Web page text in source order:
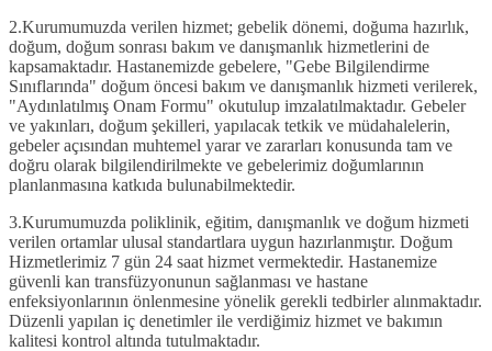
2.Kurumumuzda verilen hizmet; gebelik dönemi, doğuma hazırlık,
doğum, doğum sonrası bakım ve danışmanlık hizmetlerini de
kapsamaktadır. Hastanemizde gebelere, "Gebe Bilgilendirme
Sınıflarında" doğum öncesi bakım ve danışmanlık hizmeti verilerek,
"Aydınlatılmış Onam Formu" okutulup imzalatılmaktadır. Gebeler
ve yakınları, doğum şekilleri, yapılacak tetkik ve müdahalelerin,
gebeler açısından muhtemel yarar ve zararları konusunda tam ve
doğru olarak bilgilendirilmekte ve gebelerimiz doğumlarının
planlanmasına katkıda bulunabilmektedir.
3.Kurumumuzda poliklinik, eğitim, danışmanlık ve doğum hizmeti
verilen ortamlar ulusal standartlara uygun hazırlanmıştır. Doğum
Hizmetlerimiz 7 gün 24 saat hizmet vermektedir. Hastanemize
güvenli kan transfüzyonunun sağlanması ve hastane
enfeksiyonlarının önlenmesine yönelik gerekli tedbirler alınmaktadır.
Düzenli yapılan iç denetimler ile verdiğimiz hizmet ve bakımın
kalitesi kontrol altında tutulmaktadır.